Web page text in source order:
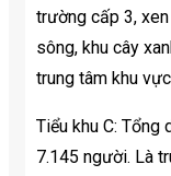
trường cấp 3,
sông, khu cây
trung tâm khu
Tiểu khu C: Tổng
7.145 người. Là